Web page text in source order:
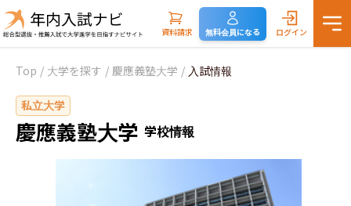
資料請求 無料会員になる ログイン
Top / 大学を探す / 慶應義塾大学 / 入試情報
私立大学
慶應義塾大学 学校情報